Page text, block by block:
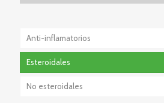
Anti-inflamatorios
Esteroidales
No esteroidales